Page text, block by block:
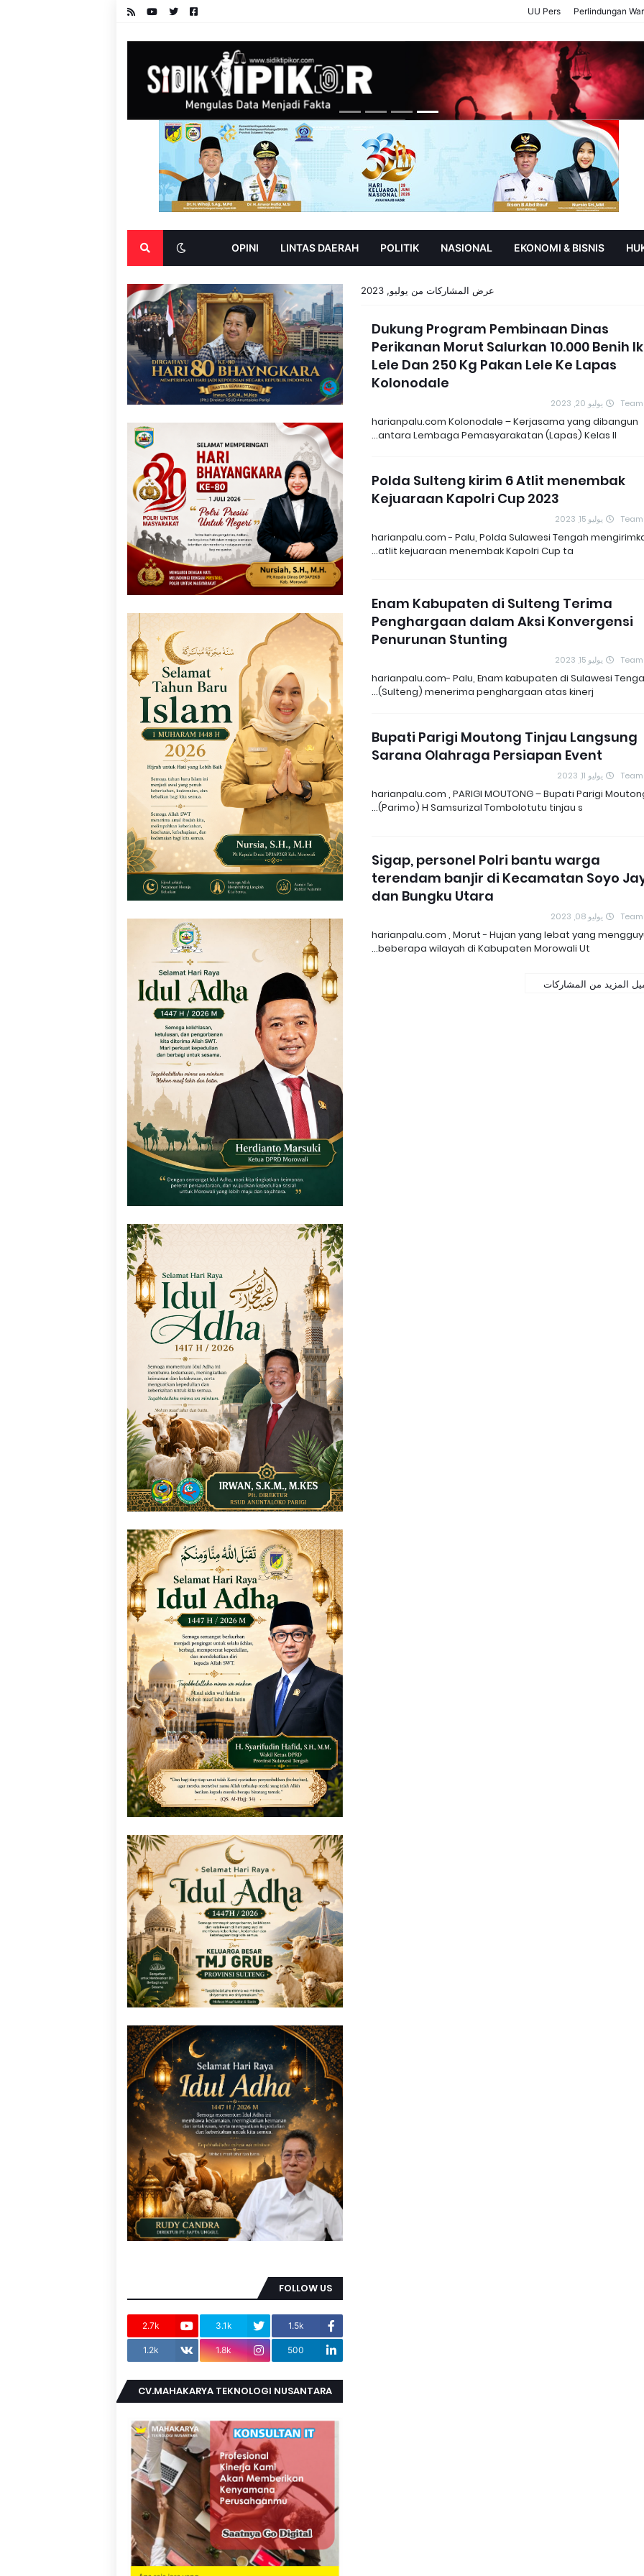
Perlindungan
UU Pers
EKONOMI & BISNIS
NASIONAL
POLITIK
LINTAS DAERAH
OPINI
عرض المشاركات من يوليو, 2023
Dukung Program Pembinaan Dinas
Perikanan Morut Salurkan 10.000 Benih
Lele Dan 250 Kg Pakan Lele Ke Lapas
Kolonodale
Team يوليو 20, 2023
harianpalu.com Kolonodale – Kerjasama yang dibangun
antara Lembaga Pemasyarakatan (Lapas) Kelas II…
Polda Sulteng kirim 6 Atlit menembak
Kejuaraan Kapolri Cup 2023
Team يوليو 15, 2023
harianpalu.com - Palu, Polda Sulawesi Tengah
atlit kejuaraan menembak Kapolri Cup ta…
Enam Kabupaten di Sulteng Terima
Penghargaan dalam Aksi Konvergensi
Penurunan Stunting
Team يوليو 15, 2023
harianpalu.com- Palu, Enam kabupaten di Sulawesi
(Sulteng) menerima penghargaan atas kinerj…
Bupati Parigi Moutong Tinjau Langsung
Sarana Olahraga Persiapan Event
Team يوليو 11, 2023
harianpalu.com , PARIGI MOUTONG – Bupati Parigi
(Parimo) H Samsurizal Tombolotutu tinjau s…
Sigap, personel Polri bantu warga
terendam banjir di Kecamatan Soyo
dan Bungku Utara
Team يوليو 08, 2023
harianpalu.com , Morut - Hujan yang lebat yang
beberapa wilayah di Kabupaten Morowali Ut…
المزيد من المشاركات
FOLLOW US
1.5k
3.1k
2.7k
500
1.8k
1.2k
CV.MAHAKARYA TEKNOLOGI NUSANTARA